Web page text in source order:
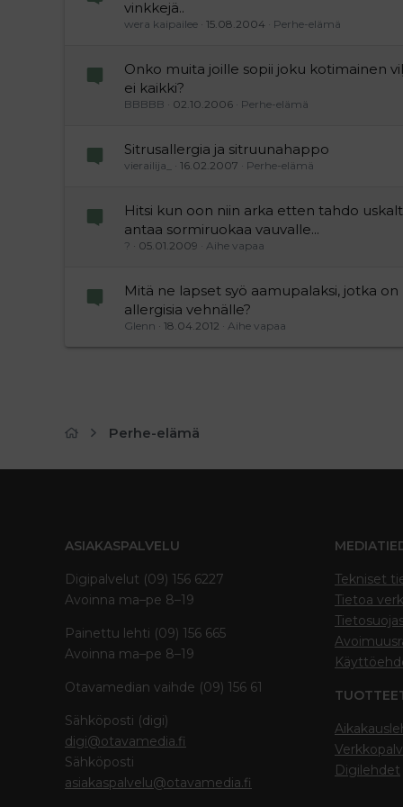
vinkkejä..
wera kaipailee 15.08.2004 Perhe-elämä
Onko muita joille sopii joku kotimainen
ei kaikki?
BBBBB 02.10.2006 Perhe-elämä
Sitrusallergia ja sitruunahappo
vierailija_ 16.02.2007 Perhe-elämä
Hitsi kun oon niin arka etten tahdo
antaa sormiruokaa vauvalle...
? 05.01.2009 Aihe vapaa
Mitä ne lapset syö aamupalaksi, jotka on
allergisia vehnälle?
Glenn 18.04.2012 Aihe vapaa
Perhe-elämä
ASIAKASPALVELU
Digipalvelut (09) 156 6227
Avoinna ma–pe 8–19
Painettu lehti (09) 156 665
Avoinna ma–pe 8–19
Otavamedian vaihde (09) 156 61
Sähköposti (digi)
digi@otavamedia.fi
Sähköposti
asiakaspalvelu@otavamedia.fi
Tekniset
Tietoa
Digilehdet